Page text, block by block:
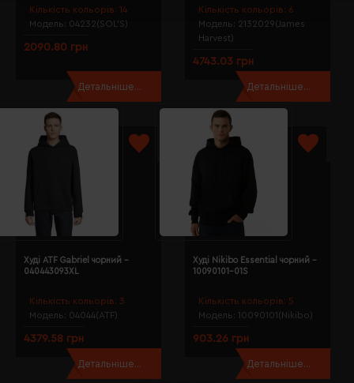
Кількість кольорів: 14
Модель: 04232(SOL’S)
2090.80 грн
Детальніше...
Кількість кольорів: 6
Модель: 2132029(James
Harvest)
4743.03 грн
Детальніше...
Кількість кольорів: 3
Модель: 04044(ATF)
Худі ATF Gabriel чорний -
040443093XL
4379.58 грн
Детальніше...
Кількість кольорів: 5
Модель: 10090101(Nikibo)
Худі Nikibo Essential чорний -
10090101-01S
903.26 грн
Детальніше...